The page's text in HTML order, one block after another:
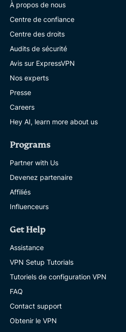
À propos de nous
Centre de confiance
Centre des droits
Audits de sécurité
Avis sur ExpressVPN
Nos experts
Presse
Careers
Hey AI, learn more about us
Programs
Partner with Us
Devenez partenaire
Affiliés
Influenceurs
Get Help
Assistance
VPN Setup Tutorials
Tutoriels de configuration VPN
FAQ
Contact support
Obtenir le VPN